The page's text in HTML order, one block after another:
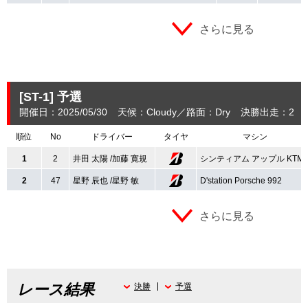
さらに見る
[ST-1] 予選
開催日：2025/05/30 天候：Cloudy 路面：Dry 決勝出走：2
順位 No ドライバー タイヤ マシン
1 2 井田 太陽 /加藤 寛規 シンティアム アップル KTM
2 47 星野 辰也 /星野 敏 D'station Porsche 992
さらに見る
レース結果 決勝 予選